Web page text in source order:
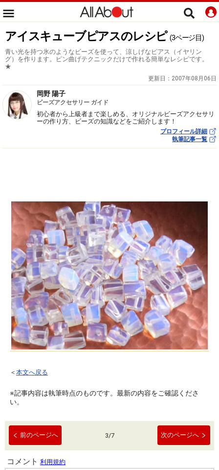
アイスキューブピアスのレシピ (3ページ目)
青い光を持つ氷のようなビーズを使って、涼しげなピアス（イヤリン
グ）を作ります。ピン曲げテクニックだけで作れる簡単なレシピです。
★
更新日： 2007年08月06日
岡野 陽子
ビーズアクセサリー ガイド
初心者から上級者まで楽しめる、オリジナルビーズアクセサリ
ーの作り方、ビーズの知識などをご紹介します！
プロフィール詳細
執筆記事一覧
＜ 本文へ戻る
※記事内容は執筆時点のものです。最新の内容をご確認くださ
い。
前のページへ 3/7 次のページへ